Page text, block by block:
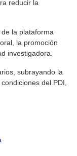
reducir la
la plataforma
la promoción
investigadora.
subrayando la
del PDI,